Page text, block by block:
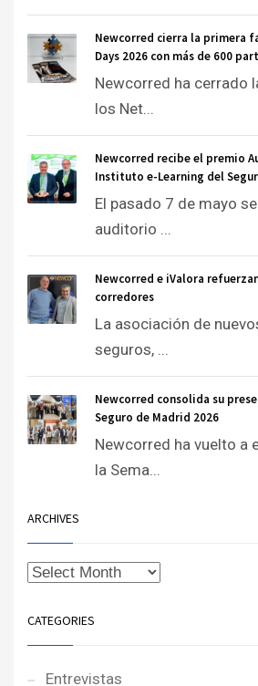
Newcorred cierra la primera
Days 2026 con más de 600
Newcorred ha cerrado
los Net...
Newcorred recibe el premio
Instituto e-Learning del
El pasado 7 de mayo
auditorio ...
Newcorred e iValora
corredores
La asociación de
seguros, ...
Newcorred consolida su
Seguro de Madrid 2026
Newcorred ha vuelto a
la Sema...
ARCHIVES
CATEGORIES
Entrevistas